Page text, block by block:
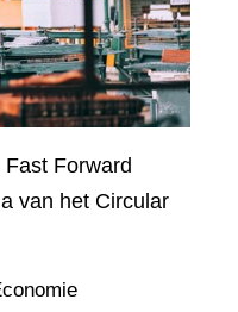
Forward
van het Circular